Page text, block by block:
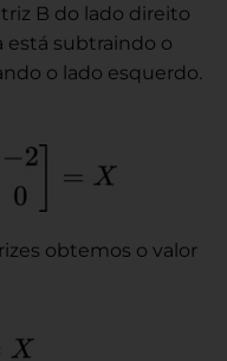
B do lado direito
está subtraindo o
o lado esquerdo.
obtemos o valor